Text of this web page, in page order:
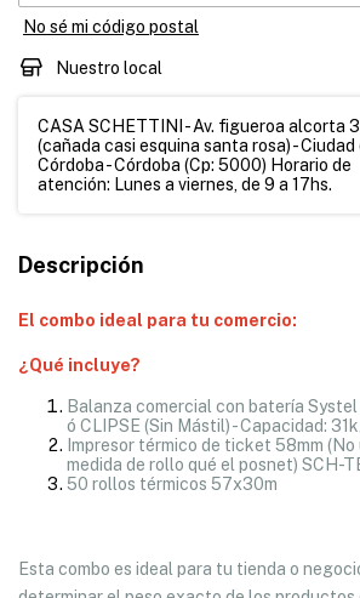
No sé mi código postal
Nuestro local
CASA SCHETTINI - Av. figueroa alcorta
(cañada casi esquina santa rosa) - Ciudad
Córdoba - Córdoba (Cp: 5000) Horario de
atención: Lunes a viernes, de 9 a 17hs.
Descripción
El combo ideal para tu comercio:
¿Qué incluye?
Balanza comercial con batería Systel
ó CLIPSE (Sin Mástil) - Capacidad:
Impresor térmico de ticket 58mm
medida de rollo qué el posnet) SCH-
50 rollos térmicos 57x30m
Esta combo es ideal para tu tienda o